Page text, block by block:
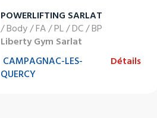
POWERLIFTING SARLAT
/ Body / FA / PL / DC / BP
Liberty Gym Sarlat
CAMPAGNAC-LES-
QUERCY
Détails